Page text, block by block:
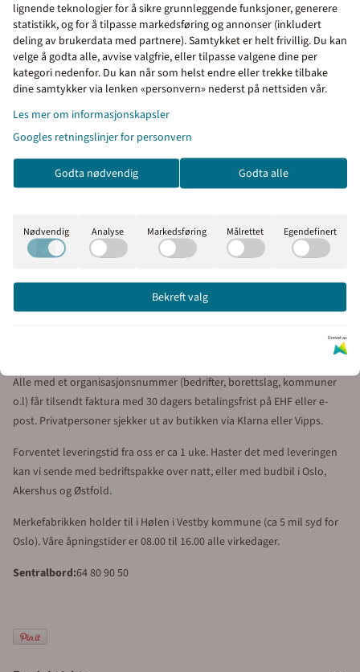
Privatrettslig skilt med symbol og
tekst for gjennomkjøring forbudt
Dette skiltet benyttes for å unngå at uvedkommende bruker
eiendommen eller den private veien til gjennomkjøring.
Privatrettslige skilt benyttes på private områder for å få publikum til å
respektere lover og regler som gjelder for et tilsvarende offentlig
område. Privatrettslige skilt leveres i høy kvalitet i sjøvannsbestandig
Skiltet kan monteres på eksisterende skiltstolpe med 2 stk
beslag,varenr 133179
, på vegg med skruer eller på et gjerde.
Enkel bestilling og rask levering fra Merkefabrikken
Det er enkelt å bestille produkter i vår nettbutikk. Legg varene i
Alle med et organisasjonsnummer (bedrifter, borettslag, kommuner
o.l) får tilsendt faktura med 30 dagers betalingsfrist på EHF eller e-
post. Privatpersoner sjekker ut av butikken via Klarna eller Vipps.
Forventet leveringstid fra oss er ca 1 uke. Haster det med leveringen
kan vi sende med bedriftspakke over natt, eller med budbil i Oslo,
Akershus og Østfold.
Merkefabrikken holder til i Hølen i Vestby kommune (ca 5 mil syd for
Oslo). Våre åpningstider er 08.00 til 16.00 alle virkedager.
Sentralbord:64 80 90 50
Priser inkl. eller ekskl.
mva
I denne butikken kan du
velge om du vil se prisene
med eller uten moms.
lignende teknologier for å sikre grunnleggende funksjoner, generere
statistikk, og for å tilpasse markedsføring og annonser (inkludert
deling av brukerdata med partnere). Samtykket er helt frivillig. Du kan
velge å godta alle, avvise valgfrie, eller tilpasse valgene dine per
kategori nedenfor. Du kan når som helst endre eller trekke tilbake
dine samtykker via lenken «personvern» nederst på nettsiden vår.
Les mer om informasjonskapsler
Googles retningslinjer for personvern
Godta nødvendig Godta alle
Nødvendig Analyse Markedsføring Målrettet Egendefinert
Bekreft valg
Drevet av